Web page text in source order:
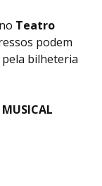
Teatro
podem
bilheteria